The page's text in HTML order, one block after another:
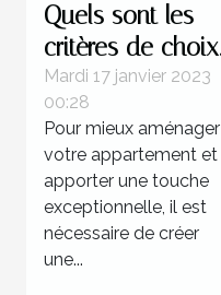
Quels sont les
critères de choix
d’une étagère
murale à livres ?
Mardi 17 janvier 2023
00:28
Pour mieux aménager
votre appartement et
apporter une touche
exceptionnelle, il est
nécessaire de créer
une...